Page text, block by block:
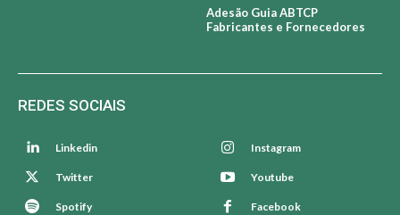
Adesão Guia ABTCP
Fabricantes e Fornecedores
REDES SOCIAIS
Linkedin Instagram
Twitter Youtube
Spotify Facebook